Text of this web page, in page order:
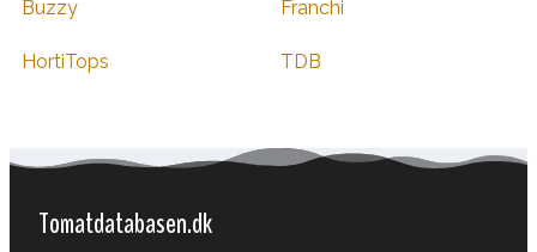
Buzzy Franchi
HortiTops TDB
Tomatdatabasen.dk